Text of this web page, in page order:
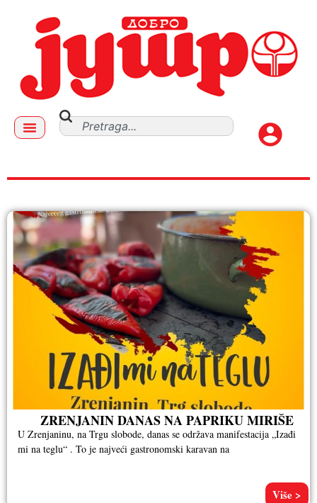
ARHIVA
ZRENJANIN DANAS NA PAPRIKU MIRIŠE
U Zrenjaninu, na Trgu slobode, danas se održava manifestacija „Izađi
mi na teglu“ . To je najveći gastronomski karavan na
Više >